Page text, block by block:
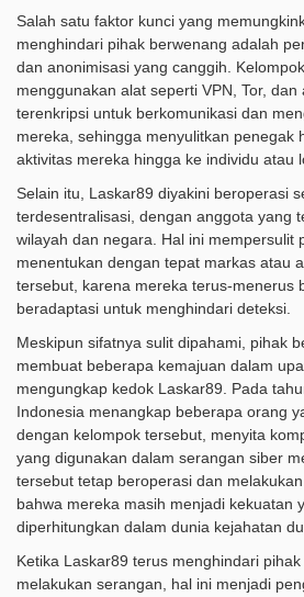
Salah satu faktor kunci yang
menghindari pihak berwenang adalah
dan anonimisasi yang canggih.
menggunakan alat seperti VPN, Tor,
terenkripsi untuk berkomunikasi dan
mereka, sehingga menyulitkan penegak
aktivitas mereka hingga ke individu atau
Selain itu, Laskar89 diyakini beroperasi
terdesentralisasi, dengan anggota yang
wilayah dan negara. Hal ini mempersulit
menentukan dengan tepat markas atau
tersebut, karena mereka terus-menerus
beradaptasi untuk menghindari deteksi.
Meskipun sifatnya sulit dipahami, pihak
membuat beberapa kemajuan dalam
mengungkap kedok Laskar89. Pada
Indonesia menangkap beberapa orang
dengan kelompok tersebut, menyita
yang digunakan dalam serangan siber
tersebut tetap beroperasi dan
bahwa mereka masih menjadi kekuatan
diperhitungkan dalam dunia kejahatan
Ketika Laskar89 terus menghindari
melakukan serangan, hal ini menjadi